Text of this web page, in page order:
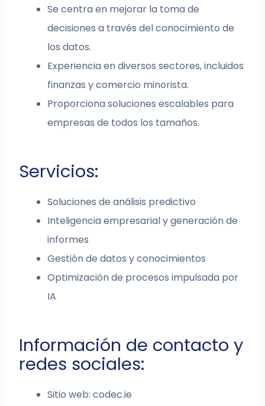
Se centra en mejorar la toma de
decisiones a través del conocimiento de
los datos.
Experiencia en diversos sectores, incluidos
finanzas y comercio minorista.
Proporciona soluciones escalables para
empresas de todos los tamaños.
Servicios:
Soluciones de análisis predictivo
Inteligencia empresarial y generación de
informes
Gestión de datos y conocimientos
Optimización de procesos impulsada por
IA
Información de contacto y
redes sociales:
Sitio web: codec.ie